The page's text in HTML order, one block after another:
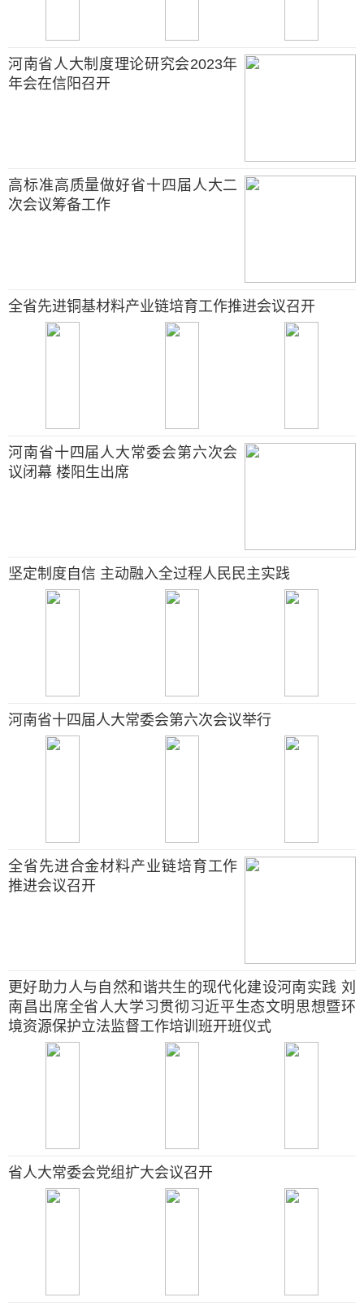
河南省人大制度理论研究会2023年
年会在信阳召开
高标准高质量做好省十四届人大二
次会议筹备工作
全省先进铜基材料产业链培育工作推进会议召开
河南省十四届人大常委会第六次会
议闭幕 楼阳生出席
坚定制度自信 主动融入全过程人民民主实践
河南省十四届人大常委会第六次会议举行
全省先进合金材料产业链培育工作
推进会议召开
更好助力人与自然和谐共生的现代化建设河南实践 刘
南昌出席全省人大学习贯彻习近平生态文明思想暨环
境资源保护立法监督工作培训班开班仪式
省人大常委会党组扩大会议召开